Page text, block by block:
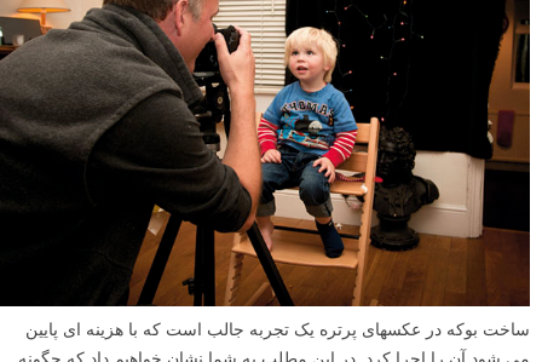
ساخت بوکه در عکسهای پرتره یک تجربه جالب است که با هزینه ای پایین
می شود آن را اجرا کرد. در این مطلب به شما نشان خواهیم داد که چگونه